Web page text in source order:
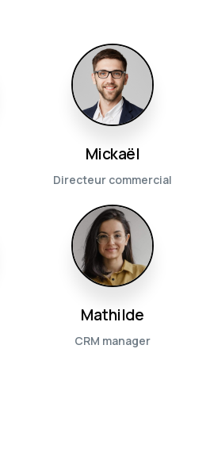
Mickaël
Directeur commercial
Mathilde
CRM manager